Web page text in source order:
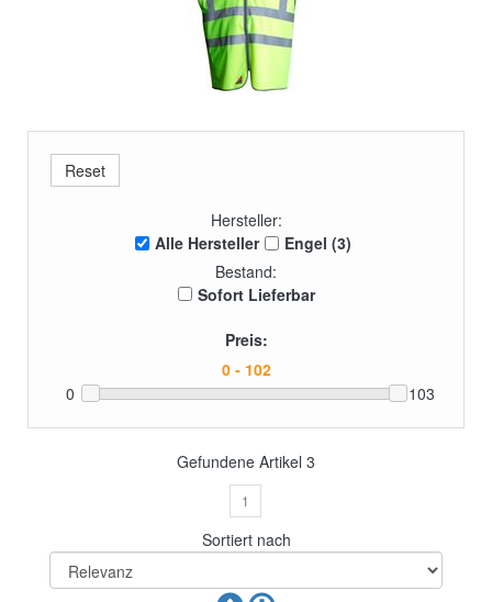
Hersteller:
Alle Hersteller
Engel (3)
Bestand:
Sofort Lieferbar
Preis:
0 103
Gefundene Artikel 3
1
Sortiert nach